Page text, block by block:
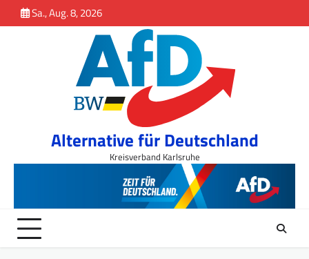
springen
to
Sa., Aug. 8, 2026
Alternative für Deutschland
Kreisverband Karlsruhe